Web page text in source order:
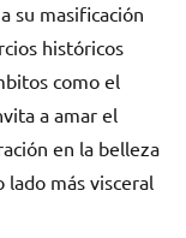
su masificación
históricos
como el
a amar el
en la belleza
lado más visceral